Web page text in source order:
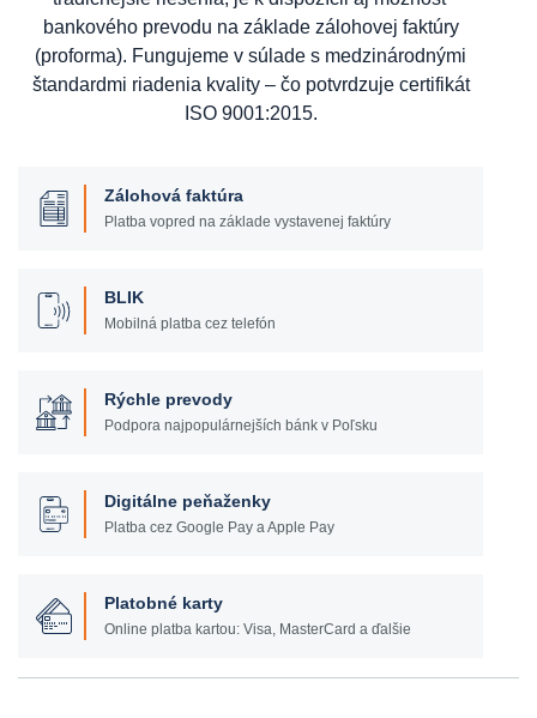
bankového prevodu na základe zálohovej faktúry
(proforma). Fungujeme v súlade s medzinárodnými
štandardmi riadenia kvality – čo potvrdzuje certifikát
ISO 9001:2015.
Zálohová faktúra
Platba vopred na základe vystavenej faktúry
BLIK
Mobilná platba cez telefón
Rýchle prevody
Podpora najpopulárnejších bánk v Poľsku
Digitálne peňaženky
Platba cez Google Pay a Apple Pay
Platobné karty
Online platba kartou: Visa, MasterCard a ďalšie